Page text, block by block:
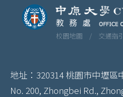
校園地圖 / 交通
地址：320314 桃園市中壢區
No. 200, Zhongbei Rd.,